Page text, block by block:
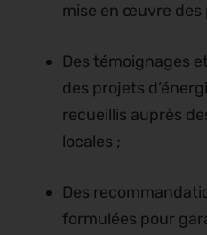
mise en œuvre des
Des témoignages
des projets
recueillis auprès
locales ;
Des
formulées pour